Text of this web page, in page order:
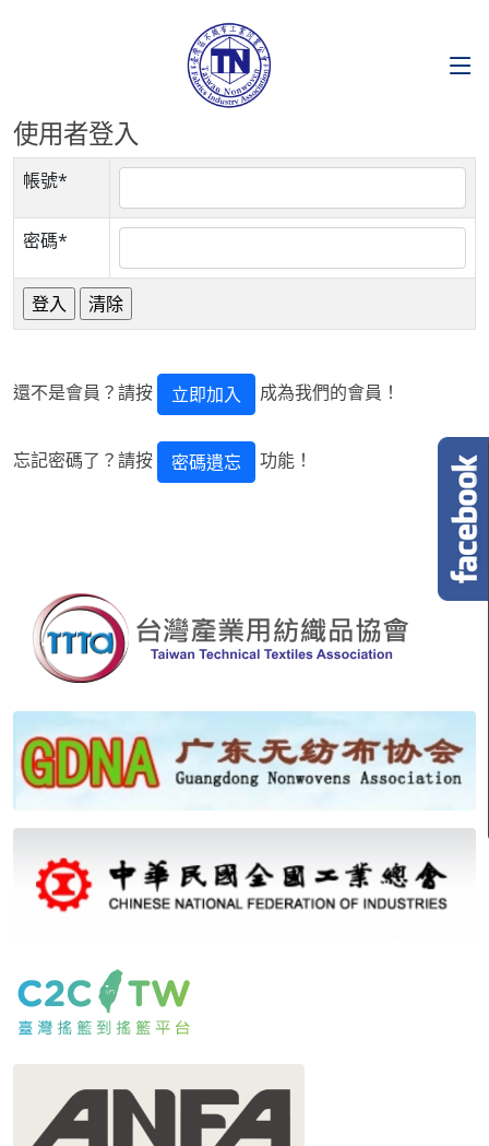
使用者登入
帳號*
密碼*
還不是會員？請按 立即加入 成為我們的會員！
忘記密碼了？請按 密碼遺忘 功能！